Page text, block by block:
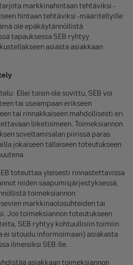
markkinahintaan tehtäviksi -
hintaan tehtäviksi -määritellyille
ole epäkäytännöllistä
tapauksessa SEB ryhtyy
asiasta asiakkaan
Ellei toisin ole sovittu, SEB voi
tai useampaan erikseen
tai rinnakkaiseen mahdollisesti eri
liiketoimeen. Toimeksiannon
soveltamisalan piirissä paras
jokaiseen tällaiseen toteutukseen
toteuttaa yleisesti rinnastettavissa
niiden saapumisjärjestyksessä,
toimeksiannon
markkinaolosuhteiden tai
Jos toimeksiannon toteutukseen
SEB ryhtyy kohtuullisiin toimiin
sitoudu informoimaan) asiakasta
ilmeisiksi SEB:lle.
asiakkaan toimeksiannon